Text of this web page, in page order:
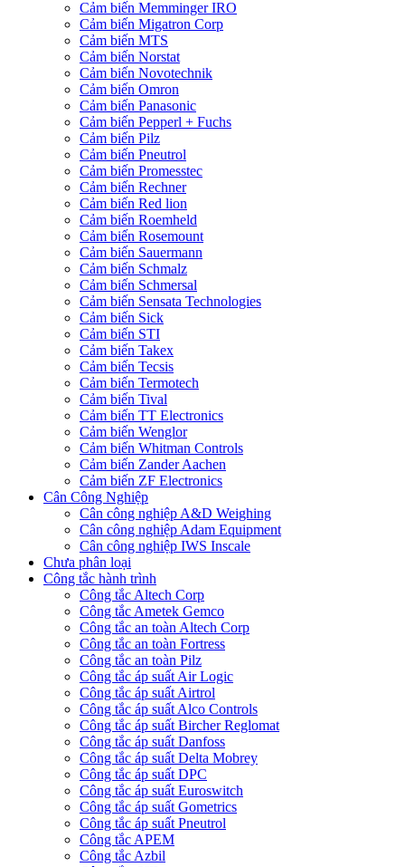
Cảm biến Memminger IRO
Cảm biến Migatron Corp
Cảm biến MTS
Cảm biến Norstat
Cảm biến Novotechnik
Cảm biến Omron
Cảm biến Panasonic
Cảm biến Pepperl + Fuchs
Cảm biến Pilz
Cảm biến Pneutrol
Cảm biến Promesstec
Cảm biến Rechner
Cảm biến Red lion
Cảm biến Roemheld
Cảm biến Rosemount
Cảm biến Sauermann
Cảm biến Schmalz
Cảm biến Schmersal
Cảm biến Sensata Technologies
Cảm biến Sick
Cảm biến STI
Cảm biến Takex
Cảm biến Tecsis
Cảm biến Termotech
Cảm biến Tival
Cảm biến TT Electronics
Cảm biến Wenglor
Cảm biến Whitman Controls
Cảm biến Zander Aachen
Cảm biến ZF Electronics
Cân Công Nghiệp
Cân công nghiệp A&D Weighing
Cân công nghiệp Adam Equipment
Cân công nghiệp IWS Inscale
Chưa phân loại
Công tắc hành trình
Công tắc Altech Corp
Công tắc Ametek Gemco
Công tắc an toàn Altech Corp
Công tắc an toàn Fortress
Công tắc an toàn Pilz
Công tắc áp suất Air Logic
Công tắc áp suất Airtrol
Công tắc áp suất Alco Controls
Công tắc áp suất Bircher Reglomat
Công tắc áp suất Danfoss
Công tắc áp suất Delta Mobrey
Công tắc áp suất DPC
Công tắc áp suất Euroswitch
Công tắc áp suất Gometrics
Công tắc áp suất Pneutrol
Công tắc APEM
Công tắc Azbil